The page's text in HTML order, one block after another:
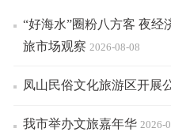
“好海水”圈粉八方客 夜
旅市场观察 2026-08-08
凤山民俗文化旅游区开展
我市举办文旅嘉年华 2026-